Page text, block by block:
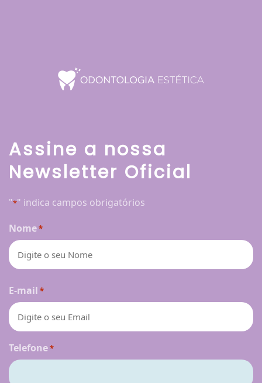
Assine a nossa
Newsletter Oficial
"*" indica campos obrigatórios
Nome*
E-mail *
Telefone*